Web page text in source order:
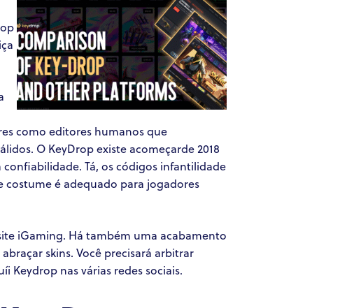
como editores humanos que
O KeyDrop existe acomeçarde 2018
Tá, os códigos infantilidade
é adequado para jogadores
iGaming. Há também uma acabamento
skins. Você precisará arbitrar
Keydrop nas várias redes sociais.